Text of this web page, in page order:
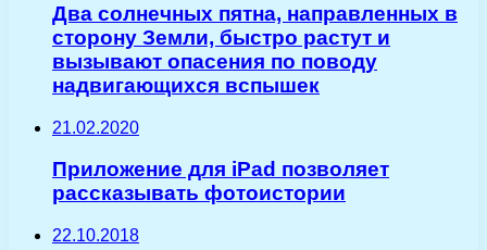
Два солнечных пятна, направленных в
сторону Земли, быстро растут и
вызывают опасения по поводу
надвигающихся вспышек
21.02.2020
Приложение для iPad позволяет
рассказывать фотоистории
22.10.2018